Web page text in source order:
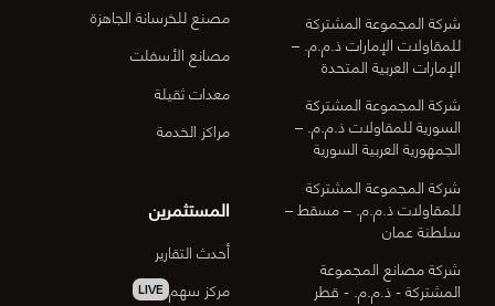
شركة المجموعة المشتركة
للمقاولات الإمارات ذ.م.م. –
الإمارات العربية المتحدة
شركة المجموعة المشتركة
السورية للمقاولات ذ.م.م. –
الجمهورية العربية السورية
شركة المجموعة المشتركة
للمقاولات ذ.م.م. – مسقط –
سلطنة عمان
شركة مصانع المجموعة
المشتركة - ذ.م.م. - قطر
مصنع للخرسانة الجاهزة
مصانع الأسفلت
معدات ثقيلة
مراكز الخدمة
المستثمرين
أحدث التقارير
مركز سهم LIVE